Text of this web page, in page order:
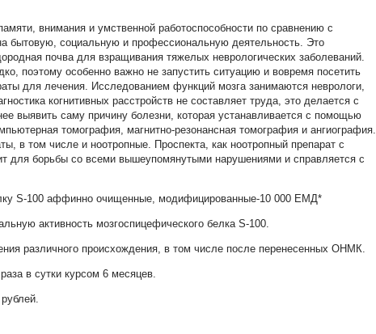
внимания и умственной работоспособности по сравнению с
бытовую, социальную и профессиональную деятельность. Это
почва для взращивания тяжелых неврологических заболеваний.
поэтому особенно важно не запустить ситуацию и вовремя посетить
для лечения. Исследованием функций мозга занимаются неврологи,
когнитивных расстройств не составляет труда, это делается с
выявить саму причину болезни, которая устанавливается с помощью
томография, магнитно-резонансная томография и ангиография.
в том числе и ноотропные. Проспекта, как ноотропный препарат с
для борьбы со всеми вышеупомянутыми нарушениями и справляется с
S-100 аффинно очищенные, модифицированные-10 000 ЕМД*
активность мозгоспицефического белка S-100.
различного происхождения, в том числе после перенесенных ОНМК.
в сутки курсом 6 месяцев.